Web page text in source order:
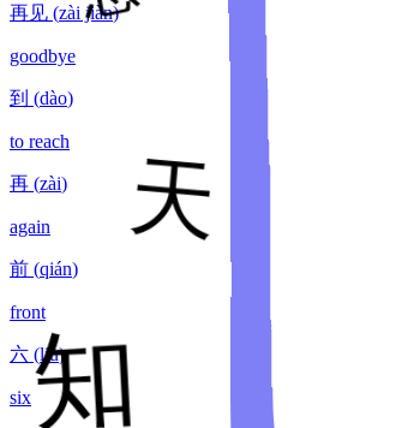
再见 (zài jiàn)
goodbye
到 (dào)
to reach
再 (zài)
again
前 (qián)
front
六 (liù)
six